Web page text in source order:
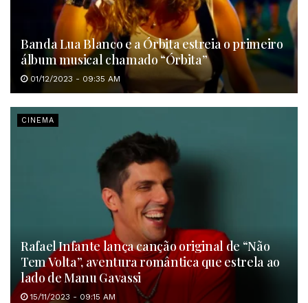
Banda Lua Blanco e a Órbita estreia o primeiro
álbum musical chamado “Órbita”
01/12/2023 - 09:35 AM
CINEMA
Rafael Infante lança canção original de “Não
Tem Volta”, aventura romântica que estrela ao
lado de Manu Gavassi
15/11/2023 - 09:15 AM